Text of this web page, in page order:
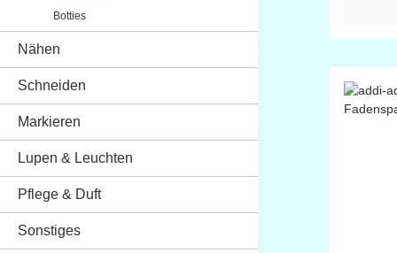
Botties
Nähen
Schneiden
Markieren
Lupen & Leuchten
Pflege & Duft
Sonstiges